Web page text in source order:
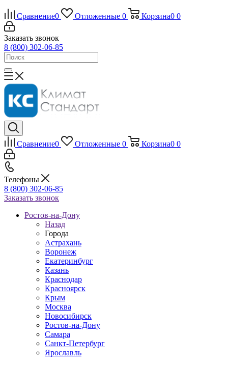
Сравнение0 Отложенные 0 Корзина0 0
Заказать звонок
8 (800) 302-06-85
Сравнение0 Отложенные 0 Корзина0 0
Телефоны
8 (800) 302-06-85
Заказать звонок
Ростов-на-Дону
Назад
Города
Астрахань
Воронеж
Екатеринбург
Казань
Краснодар
Красноярск
Крым
Москва
Новосибирск
Ростов-на-Дону
Самара
Санкт-Петербург
Ярославль